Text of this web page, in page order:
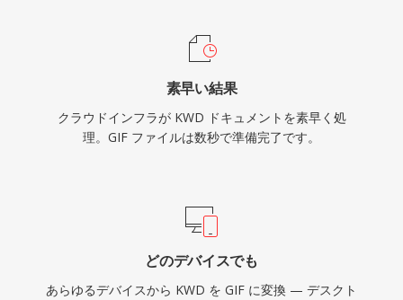
素早い結果
クラウドインフラが KWD ドキュメントを素早く処
理。GIF ファイルは数秒で準備完了です。
どのデバイスでも
あらゆるデバイスから KWD を GIF に変換 — デスクト